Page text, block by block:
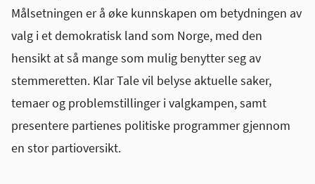
Målsetningen er å øke kunnskapen om betydningen av
valg i et demokratisk land som Norge, med den
hensikt at så mange som mulig benytter seg av
stemmeretten. Klar Tale vil belyse aktuelle saker,
temaer og problemstillinger i valgkampen, samt
presentere partienes politiske programmer gjennom
en stor partioversikt.